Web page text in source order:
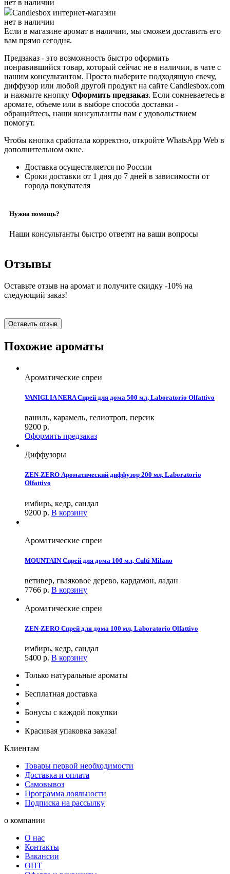
нет в наличии
Candlesbox интернет-магазин
нет в наличии
Если в магазине аромат в наличии, мы сможем доставить его
вам прямо сегодня.
Предзаказ - это возможность быстро оформить
понравившийся товар, который сейчас не в наличии, в чате с
нашим консультантом. Просто выберите подходящую свечу,
диффузор или любой другой продукт на сайте Candlesbox.com
и нажмите кнопку Оформить предзаказ. Если сомневаетесь в
аромате, объеме или в выборе способа доставки -
обращайтесь, наши консультанты вам с удовольствием
помогут.
Чтобы кнопка сработала корректно, откройте WhatsApp Web в
дополнительном окне.
Доставка осуществляется по России
Сроки доставки от 1 дня до 7 дней в зависимости от
города покупателя
Нужна помощь?
Наши консультанты быстро ответят на ваши вопросы
Отзывы
Оставьте отзыв на аромат и получите скидку -10% на
следующий заказ!
Оставить отзыв
Похожие ароматы
Ароматические спреи
VANIGLIA NERA Спрей для дома 500 мл, Laboratorio Olfattivo
ваниль, карамель, гелиотроп, персик
9200 р.
Оформить предзаказ
Диффузоры
ZEN-ZERO Ароматический диффузор 200 мл, Laboratorio
Olfattivo
имбирь, кедр, сандал
9200 р. В корзину
Ароматические спреи
MOUNTAIN Спрей для дома 100 мл, Culti Milano
ветивер, гваяковое дерево, кардамон, ладан
7766 р. В корзину
Ароматические спреи
ZEN-ZERO Спрей для дома 100 мл, Laboratorio Olfattivo
имбирь, кедр, сандал
5400 р. В корзину
Только натуральные ароматы
Бесплатная доставка
Бонусы с каждой покупки
Красивая упаковка заказа!
Клиентам
Товары первой необходимости
Доставка и оплата
Самовывоз
Программа лояльности
Подписка на рассылку
о компании
О нас
Контакты
Вакансии
ОПТ